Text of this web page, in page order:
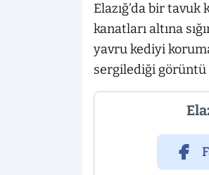
Elazığ’da bir
kanatları altına
yavru kediyi
sergilediği görüntü